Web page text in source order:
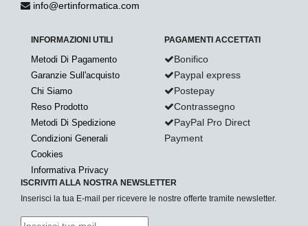
info@ertinformatica.com
INFORMAZIONI UTILI
Metodi Di Pagamento
Garanzie Sull'acquisto
Chi Siamo
Reso Prodotto
Metodi Di Spedizione
Condizioni Generali
Cookies
Informativa Privacy
PAGAMENTI ACCETTATI
Bonifico
Paypal express
Postepay
Contrassegno
PayPal Pro Direct
Payment
ISCRIVITI ALLA NOSTRA NEWSLETTER
Inserisci la tua E-mail per ricevere le nostre offerte tramite newsletter.